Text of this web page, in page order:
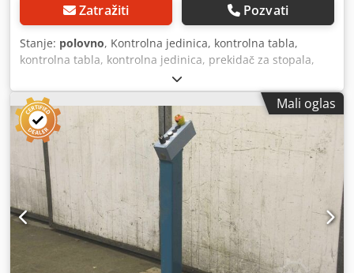
Zatražiti Pozvati
Stanje: polovno, Kontrolna jedinica, kontrolna tabla,
kontrolna tabla, kontrolna jedinica, prekidač za stopala,
prekidač za sigurnosne noge -Prekidač za stopala:
Sigurnosni prekidač za stopala napravljen od kočnice za
štampu Promecam STPC 250 40 121 -Metalno kućište: sa
zaštitnim poklopcem Crsdohqf R Iepfx Acwsf -Ukupne
dimenzije: 500/400/H220 mm -Težina: 6,5 kg
Mali oglas